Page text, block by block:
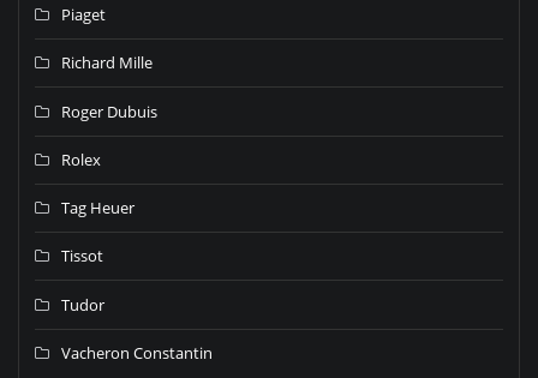
Piaget
Richard Mille
Roger Dubuis
Rolex
Tag Heuer
Tissot
Tudor
Vacheron Constantin